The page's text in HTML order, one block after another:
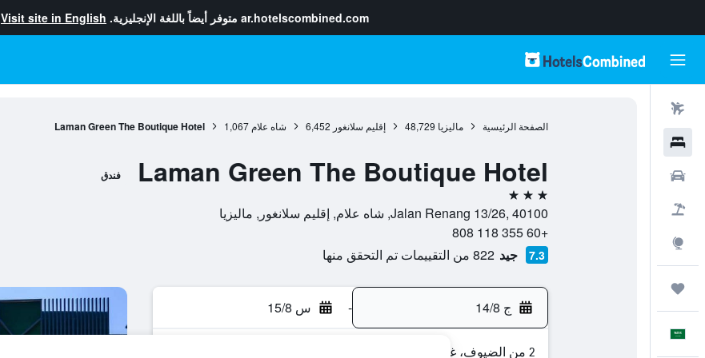
ar.hotelscombined.com متوفر أيضاً باللغة الإنجليزية. Visit site in English
الصفحة الرئيسية ماليزيا 48,729 إقليم سلانغور 6,452 شاه علام 1,067
Laman Green The Boutique Hotel
Laman Green The Boutique Hotel فندق
3 نجوم
Jalan Renang 13/26, 40100, شاه علام, إقليم سلانغور, ماليزيا
+60 355 118 808
7.3 جيد 822 من التقييمات تم التحقق منها
ج 14/8 - س 15/8
2 من الضيوف، غرفة واحدة